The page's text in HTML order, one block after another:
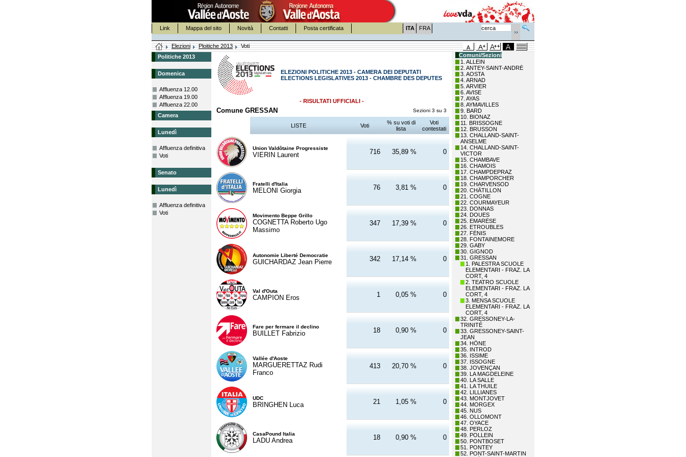
Link Mappa del sito Novità Contatti Posta certificata ITA FRA
Elezioni Ploitiche 2013
Voti
Politiche 2013
Domenica
Affluenza 12.00
Affluenza 19.00
Affluenza 22.00
Camera
Lunedì
Affluenza definitiva
Voti
Senato
Lunedì
Affluenza definitiva
Voti
ELEZIONI POLITICHE 2013 - CAMERA DEI DEPUTATI
ELECTIONS LEGISLATIVES 2013 - CHAMBRE DES DEPUTES
- RISULTATI UFFICIALI -
Comune GRESSAN Sezioni 3 su 3
LISTE Voti
% su voti di
lista
Voti
contestati
Union Valdôtaine Progressiste
VIERIN Laurent 716 35,89 % 0
Fratelli d'Italia
MELONI Giorgia 76 3,81 % 0
Movimento Beppe Grillo
COGNETTA Roberto Ugo
Massimo
347 17,39 % 0
Autonomie Liberté Democratie
GUICHARDAZ Jean Pierre 342 17,14 % 0
Val d'Outa
CAMPION Eros 1 0,05 % 0
Fare per fermare il declino
BUILLET Fabrizio 18 0,90 % 0
Vallée d'Aoste
MARGUERETTAZ Rudi
Franco
413 20,70 % 0
UDC
BRINGHEN Luca 21 1,05 % 0
CasaPound Italia
LADU Andrea 18 0,90 % 0
Comuni/Sezioni
1. ALLEIN
2. ANTEY-SAINT-ANDRÉ
3. AOSTA
4. ARNAD
5. ARVIER
6. AVISE
7. AYAS
8. AYMAVILLES
9. BARD
10. BIONAZ
11. BRISSOGNE
12. BRUSSON
13. CHALLAND-SAINT-
ANSELME
14. CHALLAND-SAINT-
VICTOR
15. CHAMBAVE
16. CHAMOIS
17. CHAMPDEPRAZ
18. CHAMPORCHER
19. CHARVENSOD
20. CHÂTILLON
21. COGNE
22. COURMAYEUR
23. DONNAS
24. DOUES
25. EMARÈSE
26. ETROUBLES
27. FÉNIS
28. FONTAINEMORE
29. GABY
30. GIGNOD
31. GRESSAN
1. PALESTRA SCUOLE
ELEMENTARI - FRAZ. LA
CORT, 4
2. TEATRO SCUOLE
ELEMENTARI - FRAZ. LA
CORT, 4
3. MENSA SCUOLE
ELEMENTARI - FRAZ. LA
CORT, 4
32. GRESSONEY-LA-
TRINITÉ
33. GRESSONEY-SAINT-
JEAN
34. HÔNE
35. INTROD
36. ISSIME
37. ISSOGNE
38. JOVENÇAN
39. LA MAGDELEINE
40. LA SALLE
41. LA THUILE
42. LILLIANES
43. MONTJOVET
44. MORGEX
45. NUS
46. OLLOMONT
47. OYACE
48. PERLOZ
49. POLLEIN
50. PONTBOSET
51. PONTEY
52. PONT-SAINT-MARTIN